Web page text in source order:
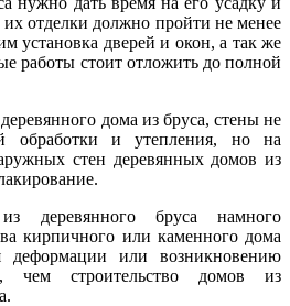
отделки должно пройти не менее
установка дверей и окон, а так же
работы стоит отложить до полной
дома из бруса, стены не
обработки и утепления, но на
стен деревянных домов из
деревянного бруса намного
кирпичного или каменного дома
деформации или возникновению
чем строительство домов из